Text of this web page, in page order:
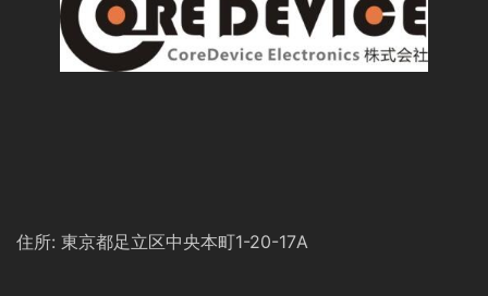
住所: 東京都足立区中央本町1-20-17A